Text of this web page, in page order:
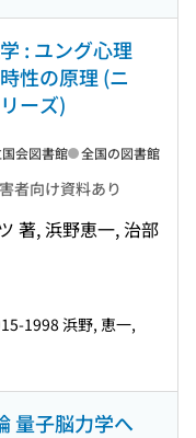
: ユング心理
性の原理 (ニ
ーズ)
者向け資料あり
著, 浜野恵一, 治部
会図書館 全国の図書館
1998 浜野, 恵一,
量子脳力学へ